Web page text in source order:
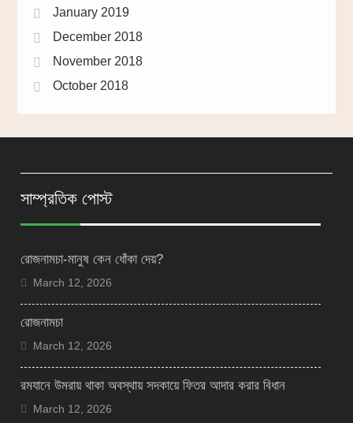
January 2019
December 2018
November 2018
October 2018
সাম্প্রতিক পোস্ট
রোজনামচা-মানুষ কেন ধোঁকা দেয়?
March 12, 2026
রোজনামচা
March 12, 2026
রমযানে উমরায় থাকা অবস্থায় সদকায়ে ফিতর আদার করার বিধান
March 12, 2026